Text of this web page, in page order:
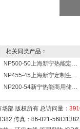
相关同类产品：
NP500-50上海新宁热能定制各式不锈钢水箱容器
NP455-45上海新宁定制生产各式不锈钢容器
NP200-54新宁热能商用储水式电热水器V=200升N=54千瓦
部 版权所有 总访问量：
传真：86-021-